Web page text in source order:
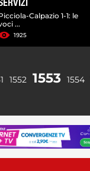
Calpazio 1-1: le
...
1925
1552 1553 1554